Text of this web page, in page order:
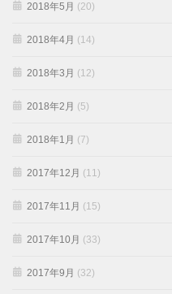
2018年5月 (20)
2018年4月 (14)
2018年3月 (12)
2018年2月 (5)
2018年1月 (7)
2017年12月 (11)
2017年11月 (15)
2017年10月 (33)
2017年9月 (32)